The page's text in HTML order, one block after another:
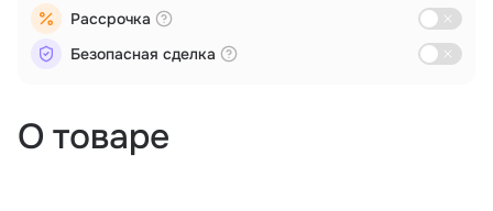
О товаре
Рассрочка
Безопасная сделка